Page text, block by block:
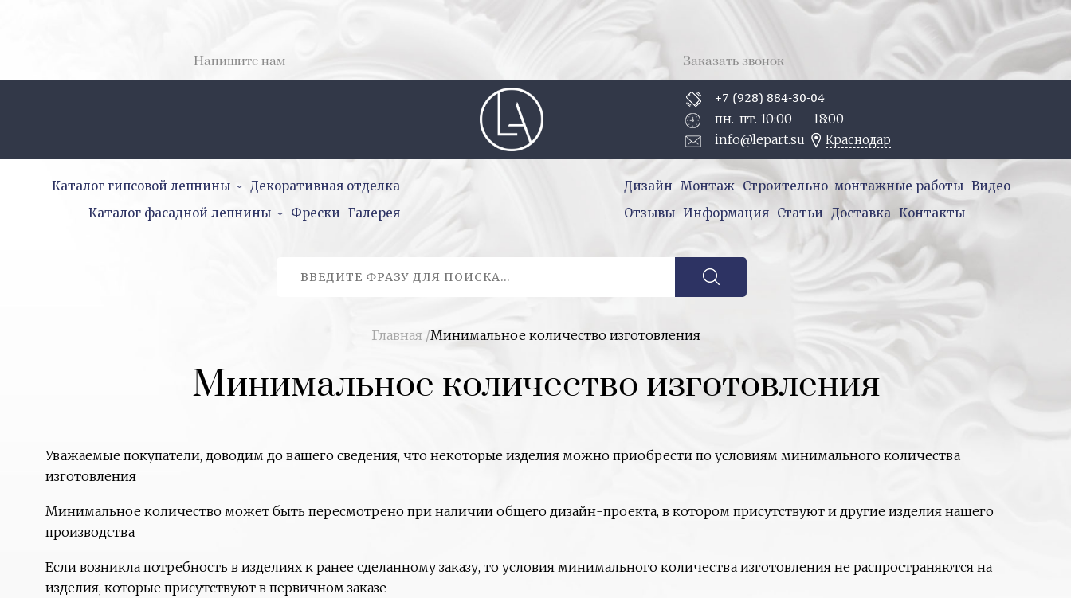
Напишите нам Заказать звонок
+7 (928) 884-30-04
пн.-пт. 10:00 — 18:00
info@lepart.su
Краснодар
Каталог гипсовой лепнины
Декоративная отделка
Каталог фасадной лепнины
Фрески Галерея
Дизайн Монтаж Строительно-монтажные работы Видео
Отзывы Информация Статьи Доставка Контакты
Главная /Минимальное количество изготовления
Минимальное количество изготовления
Уважаемые покупатели, доводим до вашего сведения, что некоторые изделия можно приобрести по условиям минимального количества
изготовления
Минимальное количество может быть пересмотрено при наличии общего дизайн-проекта, в котором присутствуют и другие изделия нашего
производства
Если возникла потребность в изделиях к ранее сделанному заказу, то условия минимального количества изготовления не распространяются на
изделия, которые присутствуют в первичном заказе